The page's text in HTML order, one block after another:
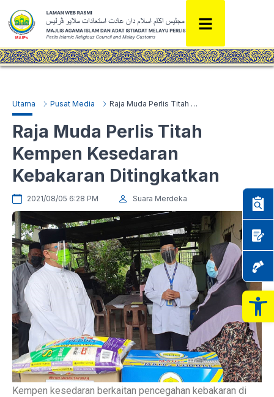
Utama Pusat Media Raja Muda Perlis Titah Kempen Kesedaran Kebakaran Ditingkatkan
Raja Muda Perlis Titah
Kempen Kesedaran
Kebakaran Ditingkatkan
2021/08/05 6:28 PM Suara Merdeka
Kempen kesedaran berkaitan pencegahan kebakaran di